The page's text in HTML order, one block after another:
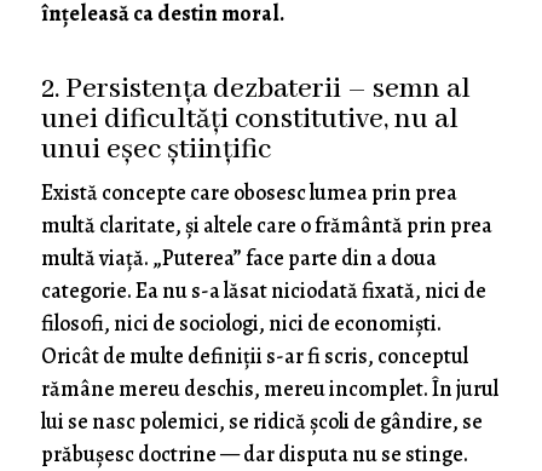
înțeleasă ca destin moral.
2. Persistența dezbaterii – semn al
unei dificultăți constitutive, nu al
unui eșec științific
Există concepte care obosesc lumea prin prea
multă claritate, și altele care o frământă prin prea
multă viață. „Puterea” face parte din a doua
categorie. Ea nu s-a lăsat niciodată fixată, nici de
filosofi, nici de sociologi, nici de economiști.
Oricât de multe definiții s-ar fi scris, conceptul
rămâne mereu deschis, mereu incomplet. În jurul
lui se nasc polemici, se ridică școli de gândire, se
prăbușesc doctrine — dar disputa nu se stinge.